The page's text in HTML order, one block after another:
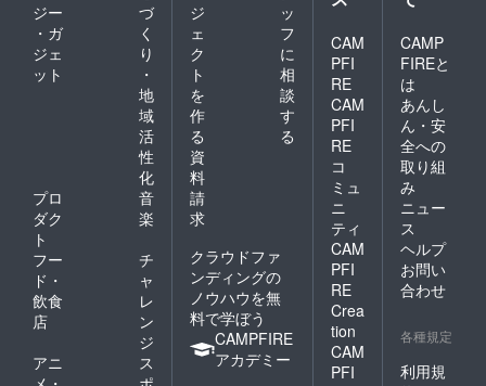
ジー
・ガ
ジェ
ット
づ
く
り
・
地
域
活
性
化
プロ
ダク
ト
音
楽
フー
ド・
飲食
店
チ
ャ
レ
ン
ジ
アニ
ス
ジ
ェ
ク
ト
を
作
る
ッ
フ
に
相
談
す
る
資
料
請
求
クラウドファ
ンディングの
ノウハウを無
料で学ぼう
CAMPFIRE
アカデミー
CAM
PFI
RE
CAM
PFI
RE
コ
ミュ
ニ
ティ
CAM
PFI
RE
Crea
tion
CAM
PFI
CAMP
FIREと
は
あんし
ん・安
全への
取り組
み
ニュー
ス
ヘルプ
お問い
合わせ
各種規定
利用規